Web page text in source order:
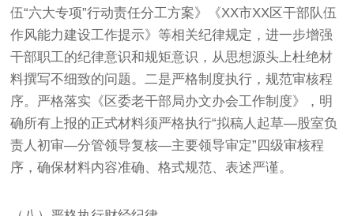
伍“六大专项”行动责任分工方案》《XX市XX区干部队伍
作风能力建设工作提示》等相关纪律规定，进一步增强
干部职工的纪律意识和规矩意识，从思想源头上杜绝材
料撰写不细致的问题。二是严格制度执行，规范审核程
序。严格落实《区委老干部局办文办会工作制度》，明
确所有上报的正式材料须严格执行“拟稿人起草—股室负
责人初审—分管领导复核—主要领导审定”四级审核程
序，确保材料内容准确、格式规范、表述严谨。